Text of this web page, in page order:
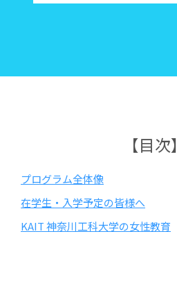
【目次】
プログラム全体像
在学生・入学予定の皆様へ
KAIT 神奈川工科大学の女性教育